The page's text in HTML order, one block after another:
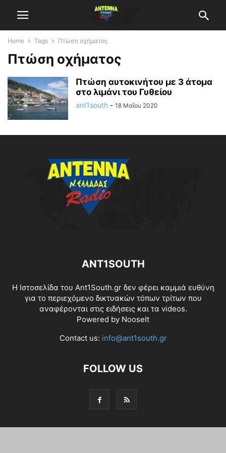
Home Tags Πτώση οχήματος
Πτώση οχήματος
Πτώση αυτοκινήτου με 3 άτομα
στο λιμάνι του Γυθείου
ant1south - 18 Μαΐου 2020
ANT1SOUTH
Η Ιστοσελίδα του Ant1South.gr δεν φέρει καμμιά ευθύνη
για το περιεχόμενο δικτυακών τόπων τρίτων που
αναφέρονται στις ειδήσεις και τα videos.
Powered by NooseIt
Contact us: info@ant1south.gr
FOLLOW US